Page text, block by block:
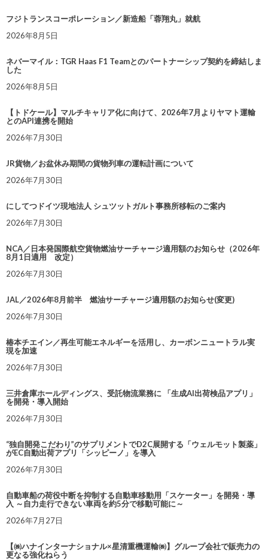
フジトランスコーポレーション／新造船「蓉翔丸」就航
2026年8月5日
ネバーマイル：TGR Haas F1 Teamとのパートナーシップ契約を締結しま
した
2026年8月5日
【トドケール】マルチキャリア化に向けて、2026年7月よりヤマト運輸
とのAPI連携を開始
2026年7月30日
JR貨物／お盆休み期間の貨物列車の運転計画について
2026年7月30日
にしてつドイツ現地法人 シュツットガルト事務所移転のご案内
2026年7月30日
NCA／日本発国際航空貨物燃油サーチャージ適用額のお知らせ（2026年
8月1日適用 改定）
2026年7月30日
JAL／2026年8月前半 燃油サーチャージ適用額のお知らせ(変更)
2026年7月30日
椿本チエイン／再生可能エネルギーを活用し、カーボンニュートラル実
現を加速
2026年7月30日
三井倉庫ホールディングス、受託物流業務に 「生成AI出荷検品アプリ」
を開発・導入開始
2026年7月30日
“独自開発こだわり”のサプリメントでD2C展開する「ウェルモット製薬」
がEC自動出荷アプリ「シッピーノ」を導入
2026年7月30日
自動車船の荷役中断を抑制する自動車移動用「スケーター」を開発・導
入 ～自力走行できない車両を約5分で移動可能に～
2026年7月27日
【㈱ハナインターナショナル×星清重機運輸㈱】グループ会社で販売力の
更なる強化ねらう